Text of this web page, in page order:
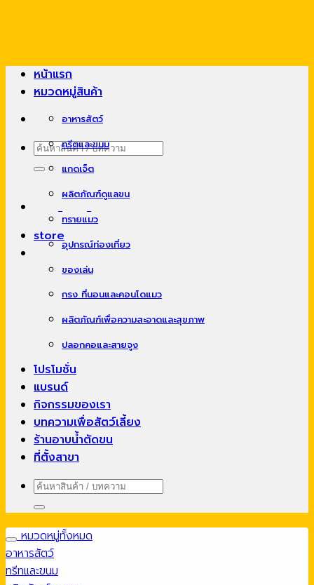
ค้นหา:
store
หน้าแรก
หมวดหมู่สินค้า
อาหารสัตว์
ทรีตและขนม
แกดเจ็ต
ผลิตภัณฑ์ดูแลขน
ทรายแมว
อุปกรณ์ท่องเที่ยว
ของเล่น
กรง ที่นอนและคอนโดแมว
ผลิตภัณฑ์เพื่อความสะอาดและสุขภาพ
ปลอกคอและสายจูง
โปรโมชั่น
แบรนด์
กิจกรรมของเรา
บทความเพื่อสัตว์เลี้ยง
ร้านอาบน้ำตัดขน
ที่ตั้งสาขา
ค้นหา:
หมวดหมู่ทั้งหมด
อาหารสัตว์
ทรีทและขนม